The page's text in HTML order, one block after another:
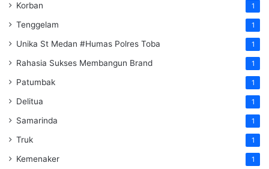
Korban 1
Tenggelam 1
Unika St Medan #Humas Polres Toba 1
Rahasia Sukses Membangun Brand 1
Patumbak 1
Delitua 1
Samarinda 1
Truk 1
Kemenaker 1